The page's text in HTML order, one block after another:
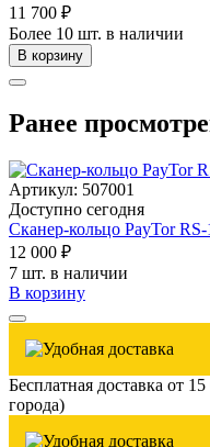
11 700 ₽
Более 10 шт. в наличии
В корзину
Ранее
Артикул: 507001
Доступно сегодня
Сканер-кольцо PayTor
12 000 ₽
7 шт. в наличии
В корзину
Бесплатная доставка от
города)